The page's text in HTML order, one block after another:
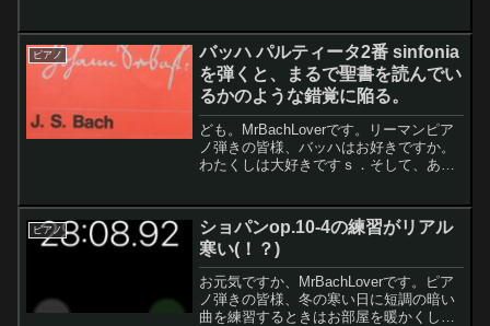
円って、安すぎじゃないの〜、とか言わ
れそうですけど、中森明菜ちゃんの歌に
もあるように、値段じゃ無いよのピアノ
は、ハッハー♫ 我が家のカワイKG-2C
ちゃん、最高に良い音がします。そし
て、両学長風に言うと、今日は一年でピ
アノが一番音のいい日。つまり、調律し
た日なのです
ピアノ
バッハ パルティータ2番 sinfonia
を弾くと、まるで聖書を読んでい
るかのような錯覚に陥る。
ども。MrBachLoverです。リーマンピア
ノ弾きの皆様、バッハはお好きですか。
わたくしは大好きですｓ．そして、あと1
込めば誰でも出られます）。なので最近
はバッハ中心...
ピアノ
ショパンop.10-4の練習がリアル
寒い(！？)
お元気ですか、MrBachLoverです。ピア
ノ弾きの皆様、冬の寒い日に短調の暗い
曲を練習するときはお部屋を暖かくして